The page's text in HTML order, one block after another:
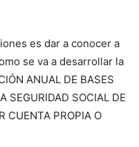
es dar a conocer a
se va a desarrollar la
ANUAL DE BASES
SEGURIDAD SOCIAL DE
CUENTA PROPIA O